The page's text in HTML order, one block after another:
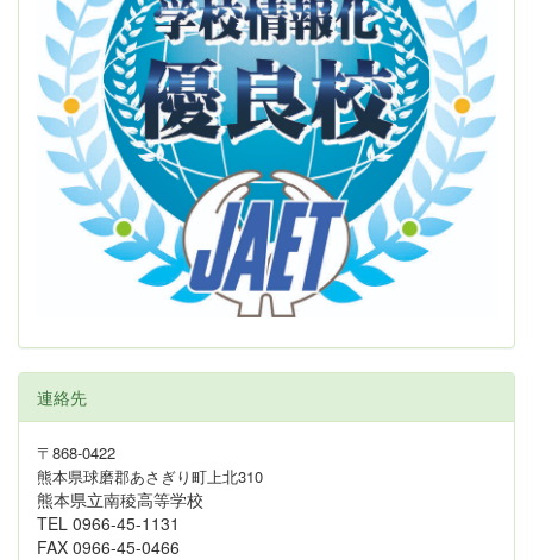
連絡先
〒868-0422
熊本県球磨郡あさぎり町上北310
熊本県立南稜高等学校
TEL 0966-45-1131
FAX 0966-45-0466